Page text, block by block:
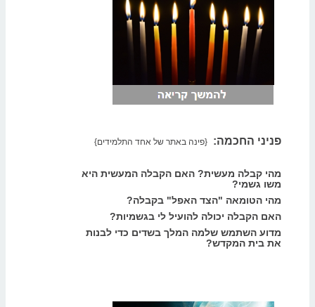
פניני החכמה: {פינה באתר של אחד התלמידים}
מהי קבלה מעשית? האם הקבלה המעשית היא
משו גשמי?
מהי הטומאה "הצד האפל" בקבלה?
האם הקבלה יכולה להועיל לי בגשמיות?
מדוע השתמש שלמה המלך בשדים כדי לבנות
את בית המקדש?